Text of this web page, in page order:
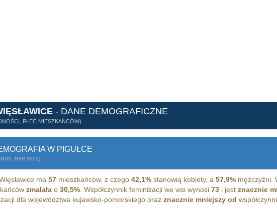
- DANE DEMOGRAFICZNE
PŁEĆ MIESZKAŃCÓW)
W PIGUŁCE
GUS, NSP 2021)
ma 57mieszkańców, z czego 42,1%stanowią kobiety, a 57,9%mężczyźni.
zmalałao 30,5%. Współczynnik feminizacji we wsi wynosi 73i jest znacznie
dla województwa kujawsko-pomorskiego oraz znacznie mniejszy od